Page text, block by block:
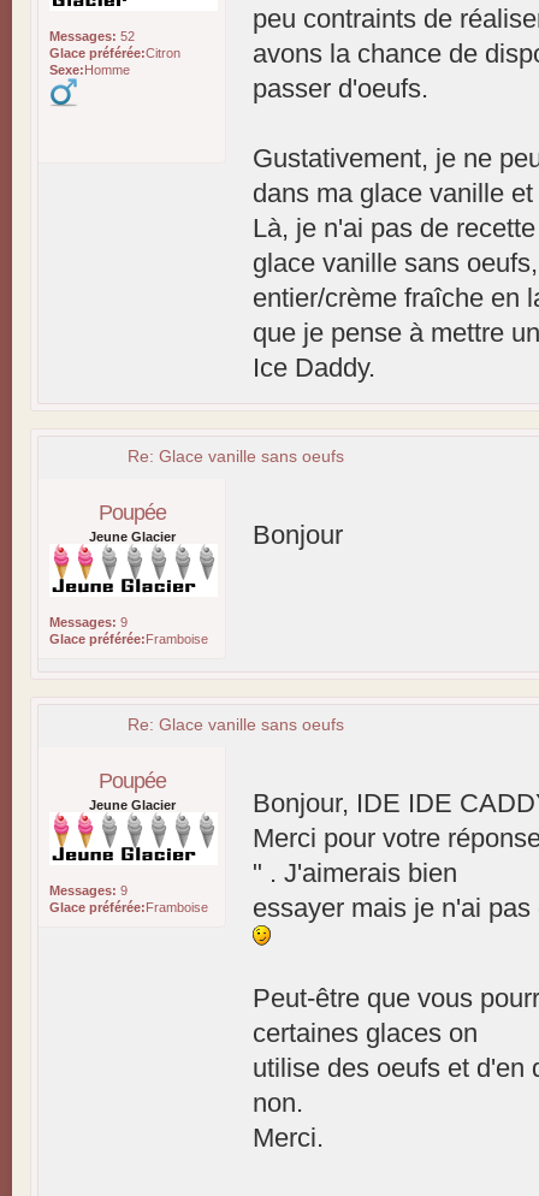
Messages: 52
Glace préférée:Citron
Sexe:Homme
peu contraints de
avons la chance de
passer d'oeufs.
Gustativement, je ne
dans ma glace vanille
Là, je n'ai pas de
glace vanille sans
entier/crème fraîche en
que je pense à mettre
Ice Daddy.
Re: Glace vanille sans oeufs
Poupée
Jeune Glacier
Messages: 9
Glace préférée:Framboise
Bonjour
Re: Glace vanille sans oeufs
Poupée
Jeune Glacier
Messages: 9
Glace préférée:Framboise
Bonjour, IDE IDE
Merci pour votre
" . J'aimerais bien
essayer mais je n'ai
Peut-être que vous
certaines glaces on
utilise des oeufs et d'en
non.
Merci.